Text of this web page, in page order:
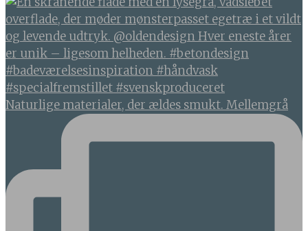
Naturlige materialer, der ældes smukt. Mellemgrå